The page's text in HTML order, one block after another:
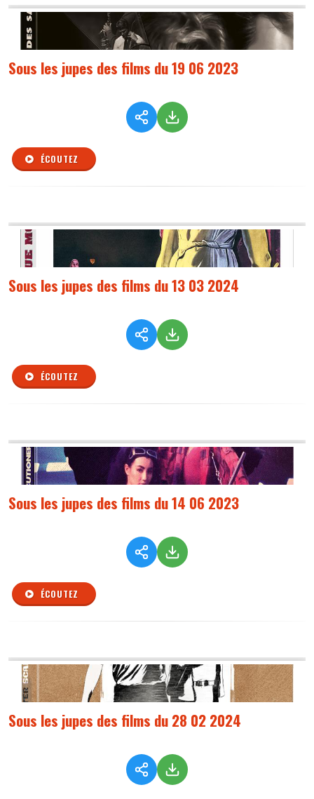
Sous les jupes des films du 19 06 2023
ÉCOUTEZ
Sous les jupes des films du 13 03 2024
ÉCOUTEZ
Sous les jupes des films du 14 06 2023
ÉCOUTEZ
Sous les jupes des films du 28 02 2024